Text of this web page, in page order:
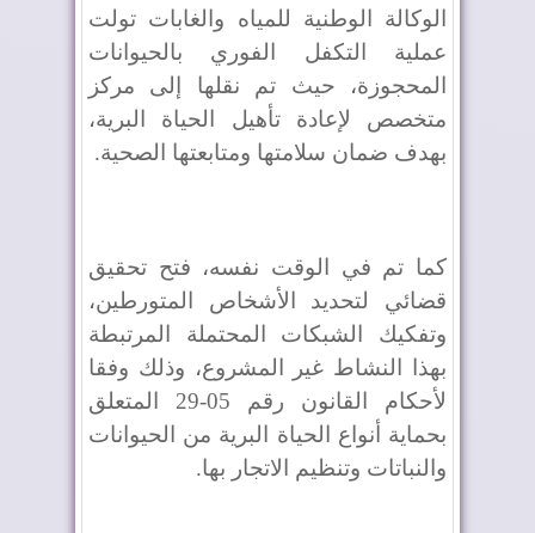
الوكالة الوطنية للمياه والغابات تولت
عملية التكفل الفوري بالحيوانات
المحجوزة، حيث تم نقلها إلى مركز
متخصص لإعادة تأهيل الحياة البرية،
بهدف ضمان سلامتها ومتابعتها الصحية.
كما تم في الوقت نفسه، فتح تحقيق
قضائي لتحديد الأشخاص المتورطين،
وتفكيك الشبكات المحتملة المرتبطة
بهذا النشاط غير المشروع، وذلك وفقا
لأحكام القانون رقم 05-29 المتعلق
بحماية أنواع الحياة البرية من الحيوانات
والنباتات وتنظيم الاتجار بها.